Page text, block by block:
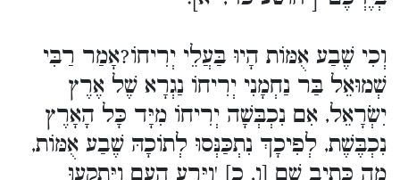
וְכִי שֶׁבַע אֻמּוֹת הָיוּ בַּעֲלֵי יְרִיחוֹ?אָמַר רַבִּי
שְׁמוּאֵל בַּר נַחְמָנִי יְרִיחוֹ נַגְרָא שֶׁל אֶרֶץ
יִשְׂרָאֵל, אִם נִכְבְּשָׁה יְרִיחוֹ מִיָּד כָּל הָאָרֶץ
נִכְבֶּשֶׁת, לְפִיכָךְ נִתְכַּנְּסוּ לְתוֹכָהּ שֶׁבַע אֻמּוֹת,
מַה כְּתִיב שָׁם [ו, כ] 'וַיָּרַע הָעָם וַיִּתְקְעוּ